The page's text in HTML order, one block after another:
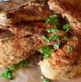
s’agit de trouver des
à préparer.
et de
dîners variés et
nous